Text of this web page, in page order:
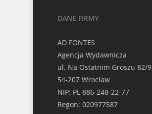
DANE FIRMY
AD FONTES
Agencja Wydawnicza
ul. Na Ostatnim Groszu 82/9
54-207 Wrocław
NIP: PL 886-248-22-77
Regon: 020977587